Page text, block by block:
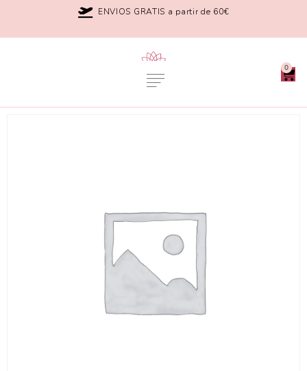
ENVIOS GRATIS a partir de 60€
0